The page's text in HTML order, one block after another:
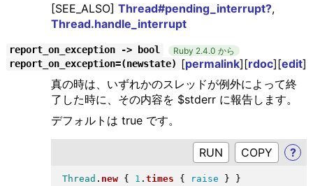
[SEE_ALSO] Thread#pending_interrupt?,
Thread.handle_interrupt
report_on_exception -> bool Ruby 2.4.0 から
[permalink][rdoc][edit]
report_on_exception=(newstate)
真の時は、いずれかのスレッドが例外によって終
了した時に、その内容を $stderr に報告します。
デフォルトは true です。
RUN ?
Thread . new { 1 . times { raise } }